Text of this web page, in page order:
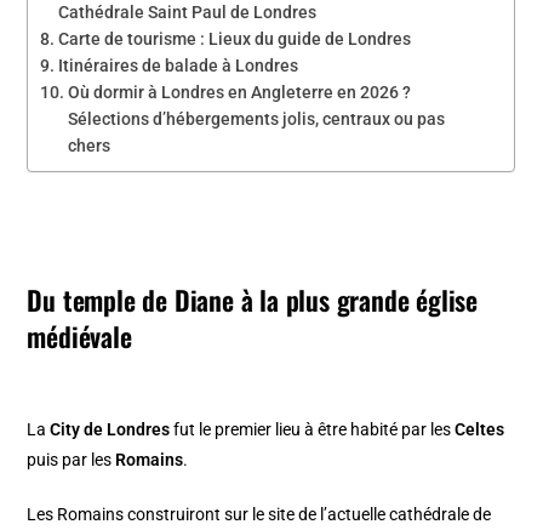
Cathédrale Saint Paul de Londres
Carte de tourisme : Lieux du guide de Londres
Itinéraires de balade à Londres
Où dormir à Londres en Angleterre en 2026 ?
Sélections d’hébergements jolis, centraux ou pas
chers
Du temple de Diane à la plus grande église
médiévale
LaCity de Londresfut le premier lieu à être habité par lesCeltes
puis par les Romains.
Les Romains construiront sur le site de l’actuelle cathédrale de